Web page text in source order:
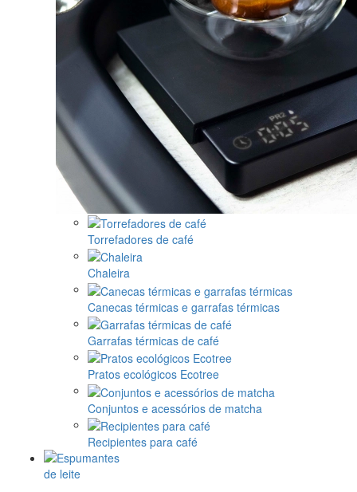
Torrefadores de café
Chaleira
Canecas térmicas e garrafas térmicas
Garrafas térmicas de café
Pratos ecológicos Ecotree
Conjuntos e acessórios de matcha
Recipientes para café